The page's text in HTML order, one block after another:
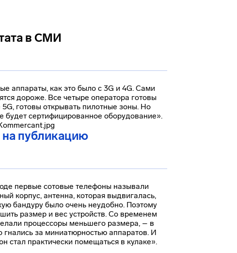
в СМИ
аппараты, как это было с 3G и 4G. Сами
дороже. Все четыре оператора готовы
готовы открывать пилотные зоны. Но
будет сертифицированное оборудование».
публикацию
первые сотовые телефоны называли
корпус, антенна, которая выдвигалась,
бандуру было очень неудобно. Поэтому
размер и вес устройств. Со временем
процессоры меньшего размера, – в
за миниатюрностью аппаратов. И
стал практически помещаться в кулаке».